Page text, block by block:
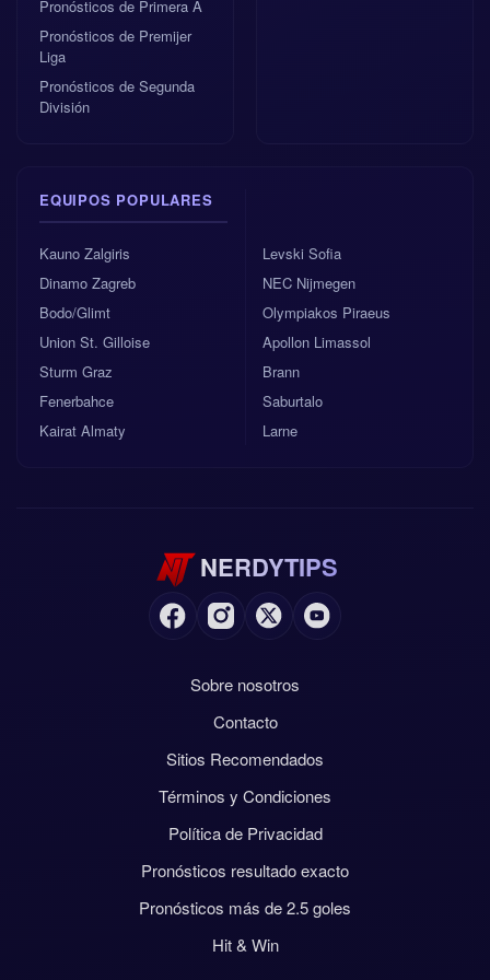
producir 14 remates, incluidos 6 entre los tres palos.
Esa diferencia en volumen ofensivo es importante,
sobre todo si el marcador final previsto es de 0:2.
Mejor apuesta 1x2:
Pronóstico de goles totales:
1.32
Marcador previsto al descanso:Uzbekistan 0:1
Marcador final previsto: Uzbekistan 0:2 Colombia
Pronóstico de goles totales y tarjetas
Tiene sentido: Colombia debería generar ocasiones
suficientes para marcar dos veces, pero Uzbekistan
probablemente se centrará mucho en minimizar
daños. No se espera precisamente una fiesta de
amarilla esperada para cada equipo. Eso sugiere un
partido competitivo, pero no uno que deba
córners también se mantienen en una línea
moderada, con 7 previstos en total.
control. Colombia debería controlar la posesión, el
Pronósticos de Primera A
Pronósticos de Premijer
Liga
Pronósticos de Segunda
División
EQUIPOS POPULARES
Kauno Zalgiris
Dinamo Zagreb
Bodo/Glimt
Union St. Gilloise
Sturm Graz
Fenerbahce
Kairat Almaty
Levski Sofia
NEC Nijmegen
Olympiakos Piraeus
Apollon Limassol
Brann
Saburtalo
Larne
NERDYTIPS
Sobre nosotros
Contacto
Sitios Recomendados
Términos y Condiciones
Política de Privacidad
Pronósticos resultado exacto
Pronósticos más de 2.5 goles
Hit & Win